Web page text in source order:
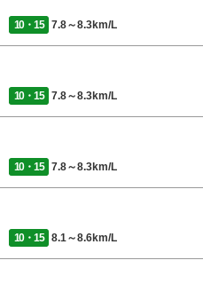
10・15 7.8～8.3km/L
10・15 7.8～8.3km/L
10・15 7.8～8.3km/L
10・15 8.1～8.6km/L